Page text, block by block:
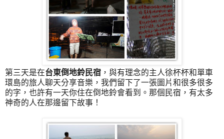
第三天是在台東倒地鈴民宿 ，與有理念的主人徐杯杯和單車
環島的旅人聊天分享音樂，我們留下了一張圖片和很多很多
的字，也許有一天你住在倒地鈴會看到。那個民宿，有太多
神奇的人在那邊留下故事！